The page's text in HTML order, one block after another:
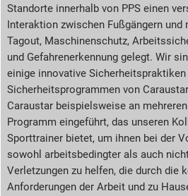
Standorte innerhalb von PPS einen
Interaktion zwischen Fußgängern
Tagout, Maschinenschutz,
und Gefahrenerkennung gelegt. Wir
einige innovative
Sicherheitsprogrammen von
Caraustar beispielsweise an
Programm eingeführt, das unseren
Sporttrainer bietet, um ihnen bei der
sowohl arbeitsbedingter als auch
Verletzungen zu helfen, die durch die
Anforderungen der Arbeit und zu